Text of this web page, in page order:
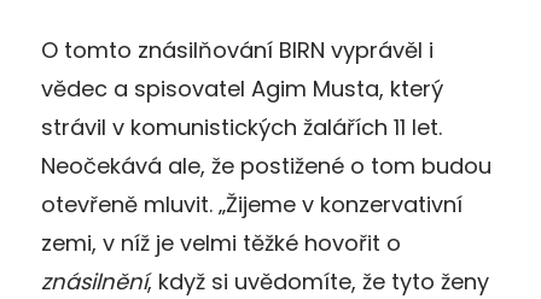
O tomto znásilňování BIRN vyprávěl i
vědec a spisovatel Agim Musta, který
strávil v komunistických žalářích 11 let.
Neočekává ale, že postižené o tom budou
otevřeně mluvit. „Žijeme v konzervativní
zemi, v níž je velmi těžké hovořit o
znásilnění, když si uvědomíte, že tyto ženy